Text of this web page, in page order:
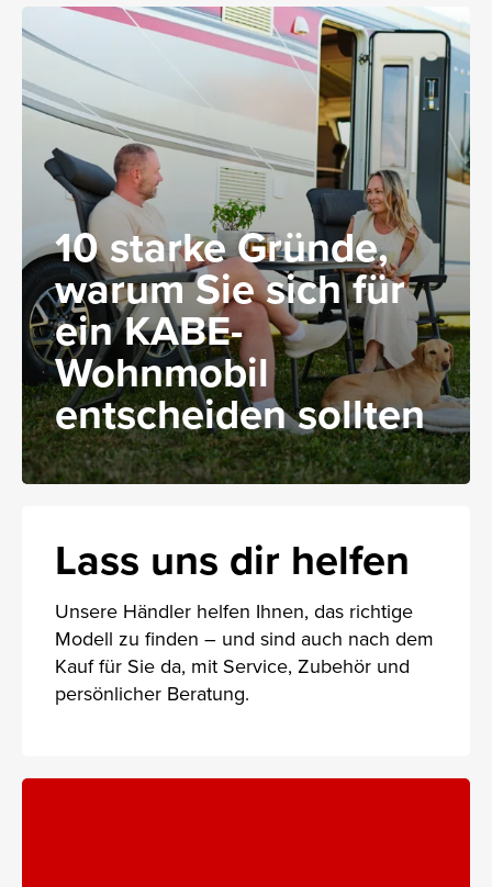
10 starke Gründe,
warum Sie sich für
ein KABE-
Wohnmobil
entscheiden sollten
Lass uns dir helfen
Unsere Händler helfen Ihnen, das richtige
Modell zu finden – und sind auch nach dem
Kauf für Sie da, mit Service, Zubehör und
persönlicher Beratung.